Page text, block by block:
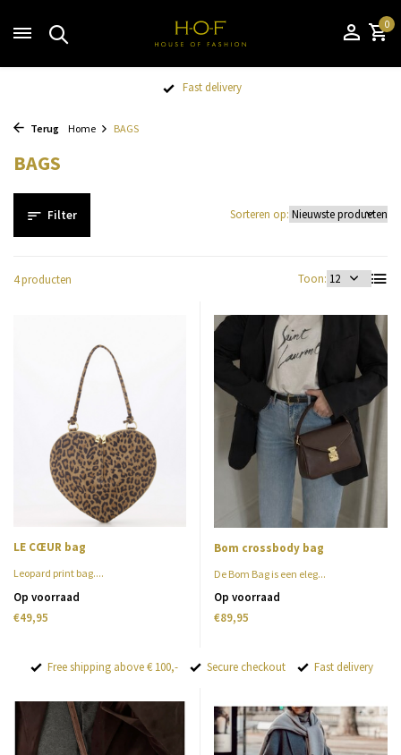
0
Fast delivery
Terug Home BAGS
BAGS
Filter
4 producten Toon:
Sorteren op:
LE CŒUR bag
Leopard print bag....
Op voorraad
€49,95
Bom crossbody bag
De Bom Bag is een eleg...
Op voorraad
€89,95
Free shipping above € 100,- Secure checkout Fast delivery